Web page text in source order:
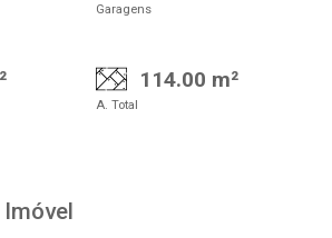
Garagens
114.00 m²
A. Total